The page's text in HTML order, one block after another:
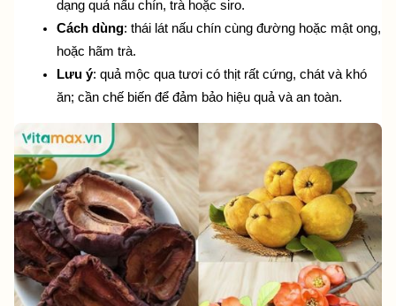
dạng quả nấu chín, trà hoặc siro.
Cách dùng: thái lát nấu chín cùng đường hoặc mật ong,
hoặc hãm trà.
Lưu ý: quả mộc qua tươi có thịt rất cứng, chát và khó
ăn; cần chế biến để đảm bảo hiệu quả và an toàn.